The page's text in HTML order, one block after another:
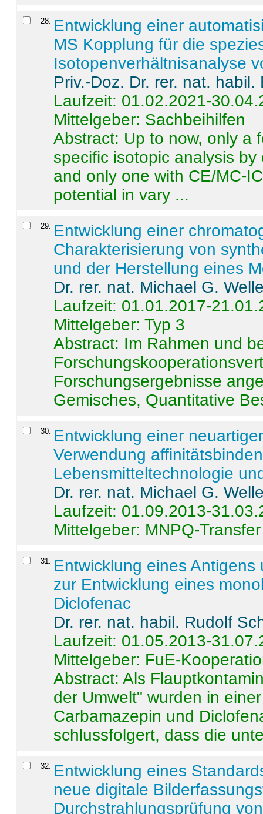
28. Entwicklung einer
MS Kopplung für die
Isotopenverhältnisanalyse
Priv.-Doz. Dr. rer. nat.
Laufzeit: 01.02.2021-
Mittelgeber: Sachbeihilfen
Abstract: Up to now, only a
specific isotopic analysis
and only one with CE/MC-
potential in vary ...
29. Entwicklung einer
Charakterisierung von
und der Herstellung eines
Dr. rer. nat. Michael G.
Laufzeit: 01.01.2017-
Mittelgeber: Typ 3
Abstract: Im Rahmen und
Forschungsergebnisse
Gemisches, Quantitative
30. Entwicklung einer
Verwendung
Lebensmitteltechnologie
Dr. rer. nat. Michael G.
Laufzeit: 01.09.2013-
Mittelgeber: MNPQ-Transfer
31. Entwicklung eines
zur Entwicklung eines
Diclofenac
Dr. rer. nat. habil. Rudolf
Laufzeit: 01.05.2013-
Mittelgeber: FuE-
Abstract:Als
der Umwelt" wurden in
Carbamazepin und
schlussfolgert, dass die
32. Entwicklung eines
neue digitale
Durchstrahlungsprüfung